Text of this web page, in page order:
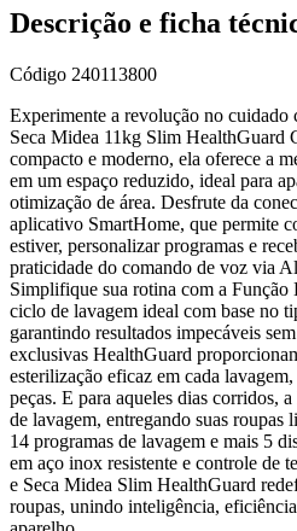
Descrição e ficha
Código 240113800
Experimente a revolução no cuidado
Seca Midea 11kg Slim HealthGuard
compacto e moderno, ela oferece a
em um espaço reduzido, ideal para
otimização de área. Desfrute da
aplicativo SmartHome, que permite
estiver, personalizar programas e
praticidade do comando de voz via
Simplifique sua rotina com a Função
ciclo de lavagem ideal com base no
garantindo resultados impecáveis
exclusivas HealthGuard
esterilização eficaz em cada
peças. E para aqueles dias corridos,
de lavagem, entregando suas roupas
14 programas de lavagem e mais 5
em aço inox resistente e controle de
e Seca Midea Slim HealthGuard
roupas, unindo inteligência,